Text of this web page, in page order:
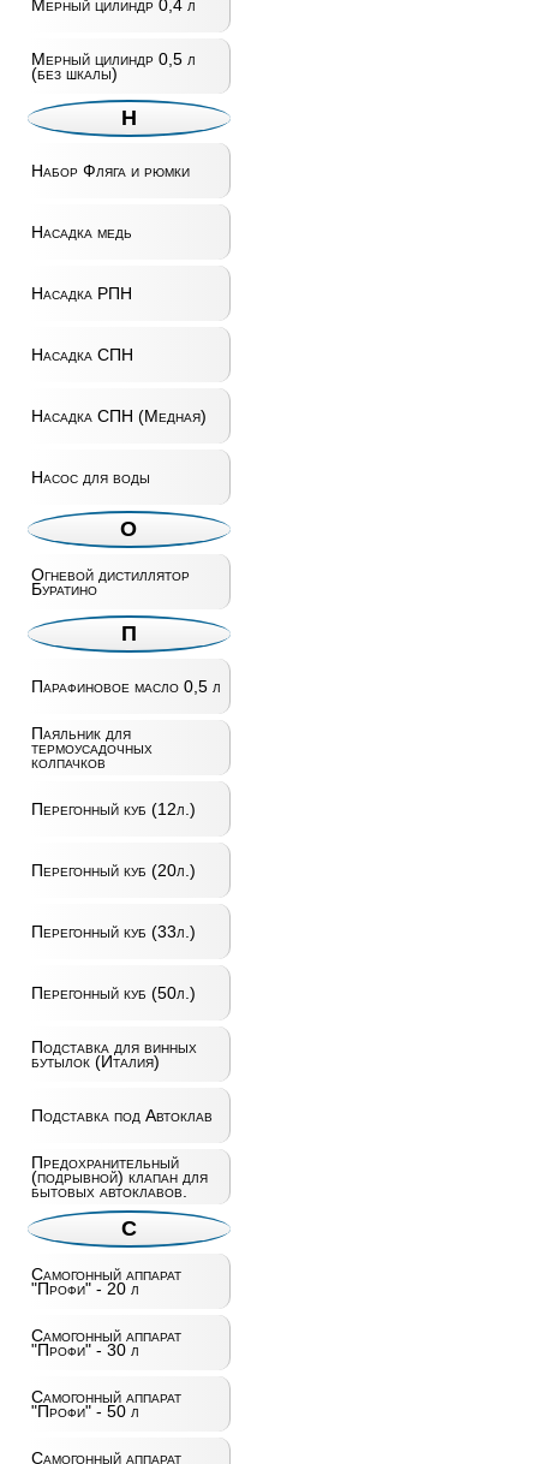
Мерный цилиндр 0,4 л
Мерный цилиндр 0,5 л
(без шкалы)
Н
Набор Фляга и рюмки
Насадка медь
Насадка РПН
Насадка СПН
Насадка СПН (Медная)
Насос для воды
О
Огневой дистиллятор
Буратино
П
Парафиновое масло 0,5 л
Паяльник для
термоусадочных
колпачков
Перегонный куб (12л.)
Перегонный куб (20л.)
Перегонный куб (33л.)
Перегонный куб (50л.)
Подставка для винных
бутылок (Италия)
Подставка под Автоклав
Предохранительный
(подрывной) клапан для
бытовых автоклавов.
С
Самогонный аппарат
"Профи" - 20 л
Самогонный аппарат
"Профи" - 30 л
Самогонный аппарат
"Профи" - 50 л
Самогонный аппарат